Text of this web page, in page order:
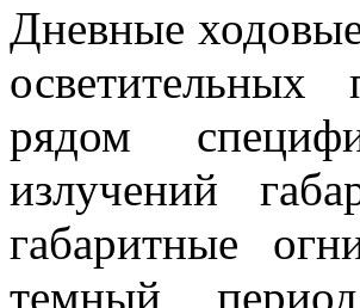
Дневные
осветительных
рядом
излучений
габаритные
темный